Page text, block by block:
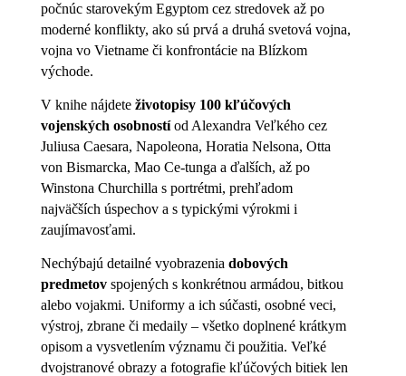
počnúc starovekým Egyptom cez stredovek až po
moderné konflikty, ako sú prvá a druhá svetová vojna,
vojna vo Vietname či konfrontácie na Blízkom
východe.
V knihe nájdete životopisy 100 kľúčových
vojenských osobnostíod Alexandra Veľkého cez
Juliusa Caesara, Napoleona, Horatia Nelsona, Otta
von Bismarcka, Mao Ce-tunga a ďalších, až po
Winstona Churchilla s portrétmi, prehľadom
najväčších úspechov a s typickými výrokmi i
zaujímavosťami.
Nechýbajú detailné vyobrazenia dobových
predmetovspojených s konkrétnou armádou, bitkou
alebo vojakmi. Uniformy a ich súčasti, osobné veci,
výstroj, zbrane či medaily – všetko doplnené krátkym
opisom a vysvetlením významu či použitia. Veľké
dvojstranové obrazy a fotografie kľúčových bitiek len